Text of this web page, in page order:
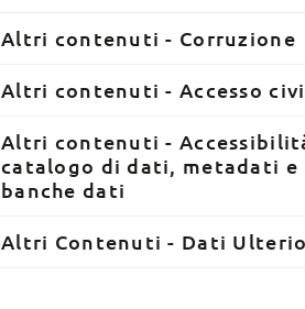
Altri contenuti - Corruzione
Altri contenuti - Accesso
Altri contenuti -
catalogo di dati, metadati e
banche dati
Altri Contenuti - Dati